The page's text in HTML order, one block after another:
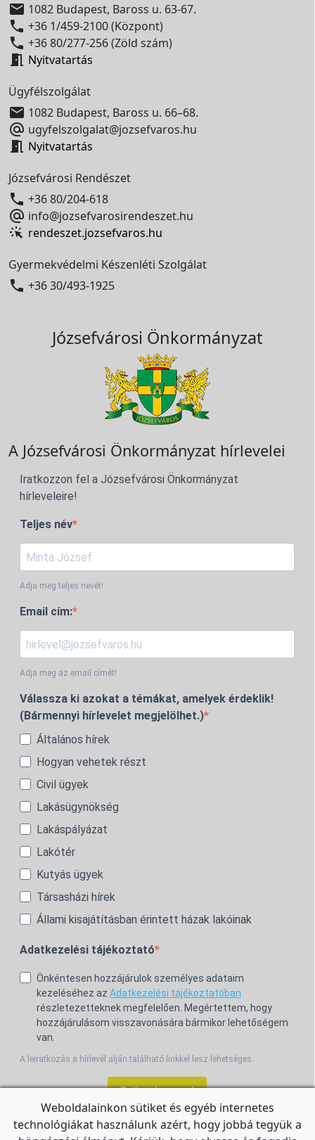
 1082 Budapest, Baross u. 63-67.
 +36 1/459-2100 (Központ)
 +36 80/277-256 (Zöld szám)
 Nyitvatartás
Ügyfélszolgálat
 1082 Budapest, Baross u. 66–68.
 ugyfelszolgalat@jozsefvaros.hu
 Nyitvatartás
Józsefvárosi Rendészet
 +36 80/204-618
 info@jozsefvarosirendeszet.hu
rendeszet.jozsefvaros.hu
Gyermekvédelmi Készenléti Szolgálat
 +36 30/493-1925
Józsefvárosi Önkormányzat
A Józsefvárosi Önkormányzat hírlevelei
Iratkozzon fel a Józsefvárosi Önkormányzat
hírleveleire!
Teljes név
Adja meg teljes nevét!
Email cím:
Adja meg az email címét!
Válassza ki azokat a témákat, amelyek érdeklik!
(Bármennyi hírlevelet megjelölhet.)
Általános hírek
Hogyan vehetek részt
Civil ügyek
Lakásügynökség
Lakáspályázat
Lakótér
Kutyás ügyek
Társasházi hírek
Állami kisajátításban érintett házak lakóinak
Adatkezelési tájékoztató
Önkéntesen hozzájárulok személyes adataim
kezeléséhez az Adatkezelési tájékoztatóban
részletezetteknek megfelelően. Megértettem, hogy
hozzájárulásom visszavonására bármikor lehetőségem
van.
A leiratkozás a hírlevél alján található linkkel lesz lehetséges.
Feliratkozom!
Weboldalainkon sütiket és egyéb internetes
technológiákat használunk azért, hogy jobbá tegyük a